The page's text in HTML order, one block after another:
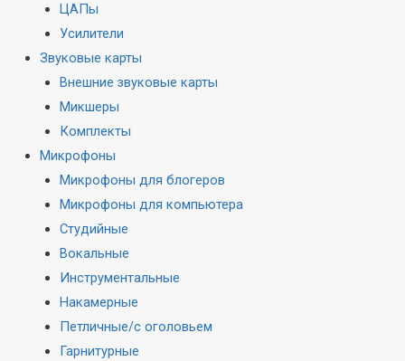
ЦАПы
Усилители
Звуковые карты
Внешние звуковые карты
Микшеры
Комплекты
Микрофоны
Микрофоны для блогеров
Микрофоны для компьютера
Студийные
Вокальные
Инструментальные
Накамерные
Петличные/с оголовьем
Гарнитурные